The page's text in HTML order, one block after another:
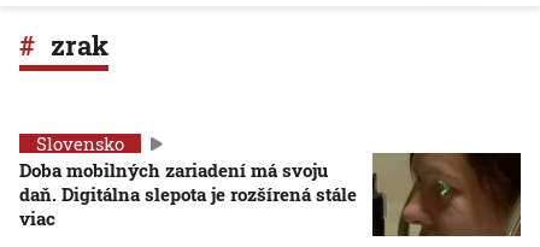
zrak
Slovensko
Doba mobilných zariadení má svoju
daň. Digitálna slepota je rozšírená stále
viac